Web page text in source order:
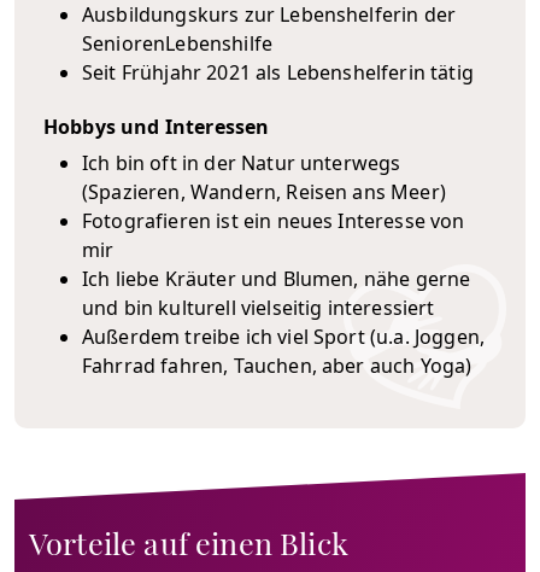
Ausbildungskurs zur Lebenshelferin der
SeniorenLebenshilfe
Seit Frühjahr 2021 als Lebenshelferin tätig
Hobbys und Interessen
Ich bin oft in der Natur unterwegs
(Spazieren, Wandern, Reisen ans Meer)
Fotografieren ist ein neues Interesse von
mir
Ich liebe Kräuter und Blumen, nähe gerne
und bin kulturell vielseitig interessiert
Außerdem treibe ich viel Sport (u.a. Joggen,
Fahrrad fahren, Tauchen, aber auch Yoga)
Vorteile auf einen Blick